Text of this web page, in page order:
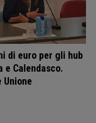
di euro per gli hub
e Calendasco.